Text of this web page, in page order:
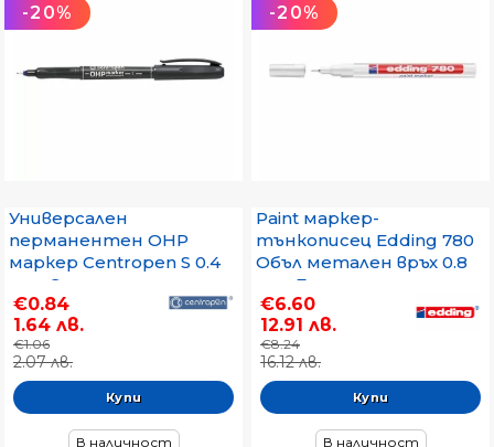
-20%
Универсален
перманентен OHP
маркер Centropen S 0.4
mm Син
€0.84
1.64 лв.
€1.06
2.07 лв.
В наличност
-20%
Paint маркер-
тънкописец Edding 780
Объл метален връх 0.8
mm Бял
€6.60
12.91 лв.
€8.24
16.12 лв.
В наличност